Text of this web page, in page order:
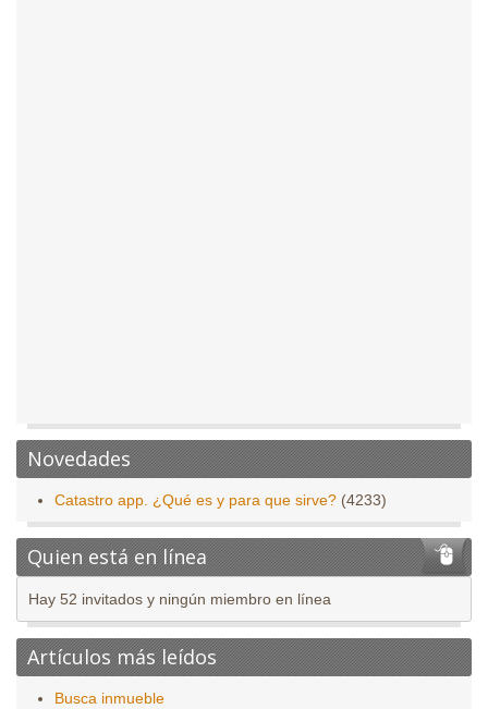
Novedades
Catastro app. ¿Qué es y para que sirve? (4233)
Quien está en línea
Hay 52 invitados y ningún miembro en línea
Artículos más leídos
Busca inmueble